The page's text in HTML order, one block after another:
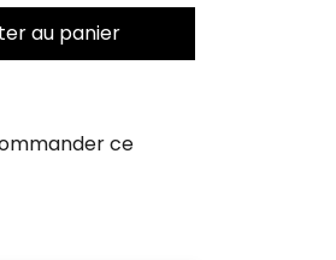
au panier
ce